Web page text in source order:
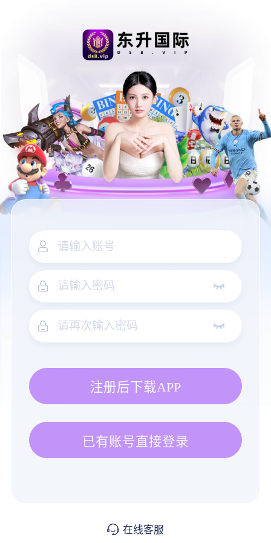
注册后下载APP
已有账号直接登录
在线客服